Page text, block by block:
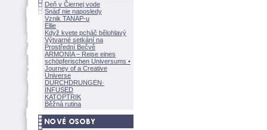
Deň v Čiernej vode
Snáď nie naposledy
Vznik TANAP-u
Ellie
Když kvete pcháč bělohlavý
Výtvarné setkání na
Prostřední Bečvě
ARMONÍA – Reise eines
schöpferischen Universums •
Journey of a Creative
Universe
DURCHDRUNGEN·
INFUSED
KATOPTRIK
Běžná rutina